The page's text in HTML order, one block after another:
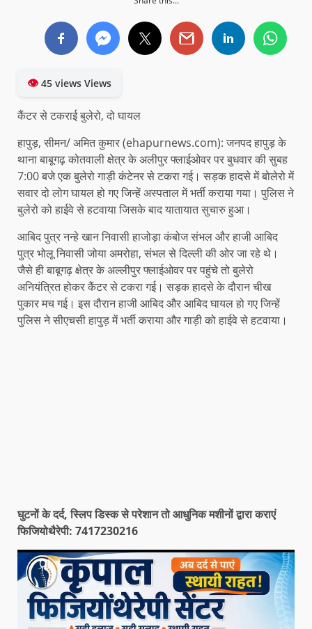
👁45 views Views
कैंटर से टकराई बुलेरो, दो घायल
हापुड़, सीमन/ अमित कुमार (ehapurnews.com): जनपद हापुड़ के
थाना बाबूगढ़ कोतवाली क्षेत्र के अलीपुर फ्लाईओवर पर बुधवार की सुबह
7:00 बजे एक बुलेरो गाड़ी कंटेनर से टकरा गई। सड़क हादसे में बोलेरो में
सवार दो लोग घायल हो गए जिन्हें अस्पताल में भर्ती कराया गया। पुलिस ने
बुलेरो को हाईवे से हटवाया जिसके बाद यातायात सुचारु हुआ।
आबिद पुत्र नन्हे खान निवासी हाजोड़ा कंबोज संभल और हाजी आबिद
पुत्र भोलू निवासी जोया अमरोहा, संभल से दिल्ली की ओर जा रहे थे।
जैसे ही बाबूगढ़ क्षेत्र के अल्लीपुर फ्लाईओवर पर पहुंचे तो बुलेरो
अनियंत्रित होकर कैंटर से टकरा गई। सड़क हादसे के दौरान चीख
पुकार मच गई। इस दौरान हाजी आबिद और आबिद घायल हो गए जिन्हें
पुलिस ने सीएचसी हापुड़ में भर्ती कराया और गाड़ी को हाईवे से हटवाया।
घुटनों के दर्द, स्लिप डिस्क से परेशान तो आधुनिक मशीनों द्वारा कराएं
फिजियोथैरेपी: 7417230216